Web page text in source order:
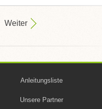
Weiter
Anleitungsliste
Unsere Partner